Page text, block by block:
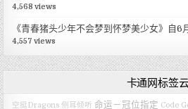
4,568 views
《青春猪头少年不会梦到怀梦美少女》自
4,557 views
卡通网标签
空挺Dragons 侧耳倾听 命运－冠位指定 Code